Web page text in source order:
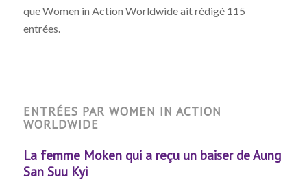
queWomen in Action Worldwideait rédigé 115
entrées.
ENTRÉES PAR WOMEN IN ACTION
WORLDWIDE
La femme Moken qui a reçu un baiser de Aung
San Suu Kyi